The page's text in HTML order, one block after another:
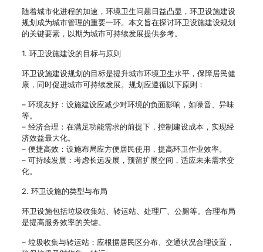
随着城市化进程的加速，环境卫生问题日益凸显，环卫设施建设
规划成为城市管理的重要一环。本文旨在探讨环卫设施建设规划
的关键要素，以期为城市可持续发展提供参考。
1. 环卫设施建设的目标与原则
环卫设施建设规划的目标是提升城市环境卫生水平，保障居民健
康，同时促进城市可持续发展。规划应遵循以下原则：
– 环境友好：设施建设应减少对环境的负面影响，如噪音、异味
等。
– 经济合理：在满足功能需求的前提下，控制建设成本，实现经
济效益最大化。
– 便捷高效：设施布局应方便居民使用，提高环卫作业效率。
– 可持续发展：考虑长远发展，预留扩展空间，适应未来需求变
化。
2. 环卫设施的类型与布局
环卫设施包括垃圾收集站、转运站、处理厂、公厕等。合理布局
是提高服务效率的关键。
– 垃圾收集与转运站：应根据居民区分布、交通状况合理设置，